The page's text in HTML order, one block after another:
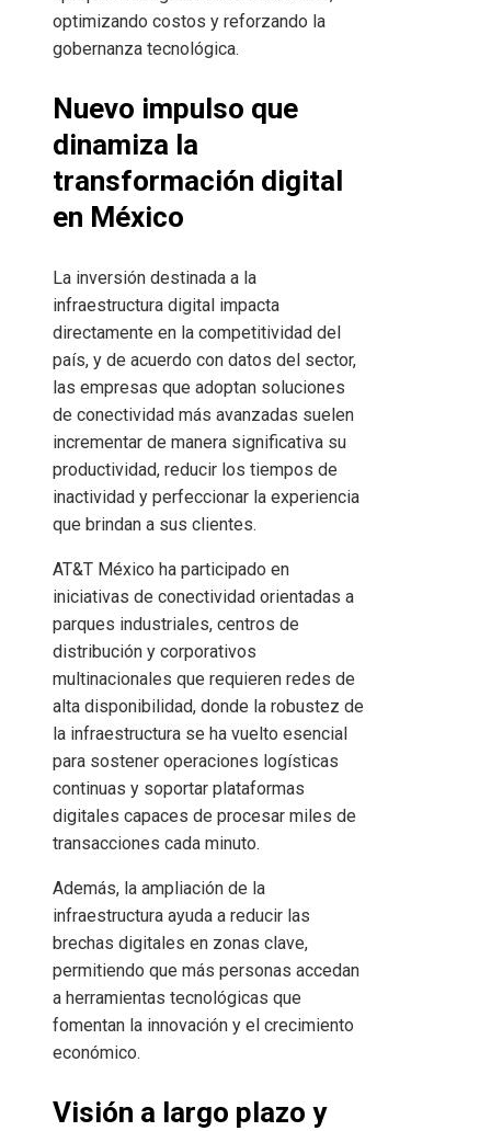
optimizando costos y reforzando la
gobernanza tecnológica.
Nuevo impulso que
dinamiza la
transformación digital
en México
La inversión destinada a la
infraestructura digital impacta
directamente en la competitividad del
país, y de acuerdo con datos del sector,
las empresas que adoptan soluciones
de conectividad más avanzadas suelen
incrementar de manera significativa su
productividad, reducir los tiempos de
inactividad y perfeccionar la experiencia
que brindan a sus clientes.
AT&T México ha participado en
iniciativas de conectividad orientadas a
parques industriales, centros de
distribución y corporativos
multinacionales que requieren redes de
alta disponibilidad, donde la robustez de
la infraestructura se ha vuelto esencial
para sostener operaciones logísticas
continuas y soportar plataformas
digitales capaces de procesar miles de
transacciones cada minuto.
Además, la ampliación de la
infraestructura ayuda a reducir las
brechas digitales en zonas clave,
permitiendo que más personas accedan
a herramientas tecnológicas que
fomentan la innovación y el crecimiento
económico.
Visión a largo plazo y